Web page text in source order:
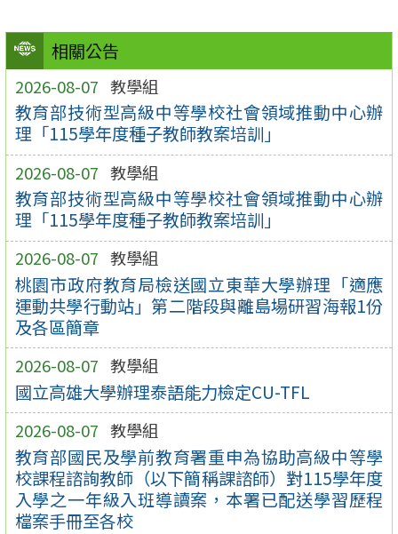
相關公告
2026-08-07 教學組
教育部技術型高級中等學校社會領域推動中心辦
理「115學年度種子教師教案培訓」
2026-08-07 教學組
教育部技術型高級中等學校社會領域推動中心辦
理「115學年度種子教師教案培訓」
2026-08-07 教學組
桃園市政府教育局檢送國立東華大學辦理「適應
運動共學行動站」第二階段與離島場研習海報1份
及各區簡章
2026-08-07 教學組
國立高雄大學辦理泰語能力檢定CU-TFL
2026-08-07 教學組
教育部國民及學前教育署重申為協助高級中等學
校課程諮詢教師（以下簡稱課諮師）對115學年度
入學之一年級入班導讀案，本署已配送學習歷程
檔案手冊至各校